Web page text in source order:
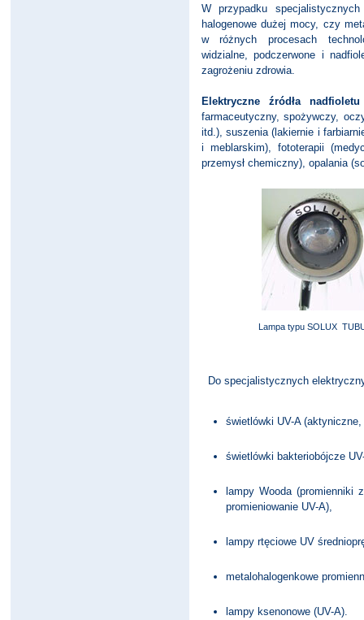
W przypadku
halogenowe dużej mocy, czy
w różnych procesach
widzialne, podczerwone i
zagrożeniu zdrowia.
Elektryczne źródła nadfioletu
farmaceutyczny, spożywczy,
itd.), suszenia (lakiernie i
i meblarskim), fototerapii
przemysł chemiczny), opalania
Lampa typu SOLUX
Do specjalistycznych
świetlówki UV-A
świetlówki bakteriobójcze
lampy Wooda (promienniki
promieniowanie UV-A),
lampy rtęciowe UV
metalohalogenkowe
lampy ksenonowe (UV-A).